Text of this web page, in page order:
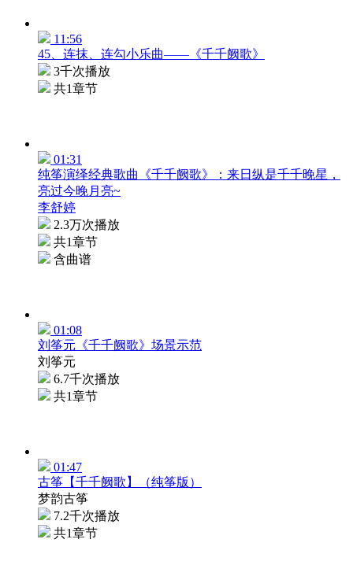
11:56
45、连抹、连勾小乐曲——《千千阙歌》
3千次播放
共1章节
01:31
纯筝演绎经典歌曲《千千阙歌》：来日纵是千千晚星，
亮过今晚月亮~
李舒婷
2.3万次播放
共1章节
含曲谱
01:08
刘筝元《千千阙歌》场景示范
刘筝元
6.7千次播放
共1章节
01:47
古筝【千千阙歌】（纯筝版）
梦韵古筝
7.2千次播放
共1章节